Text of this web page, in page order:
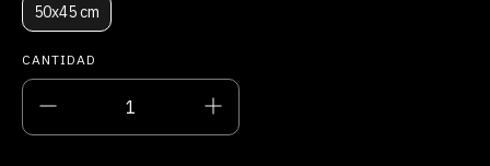
50x45 cm
CANTIDAD